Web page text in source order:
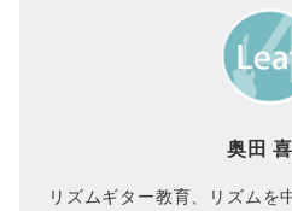
奥田
リズムギター教育、リズムを